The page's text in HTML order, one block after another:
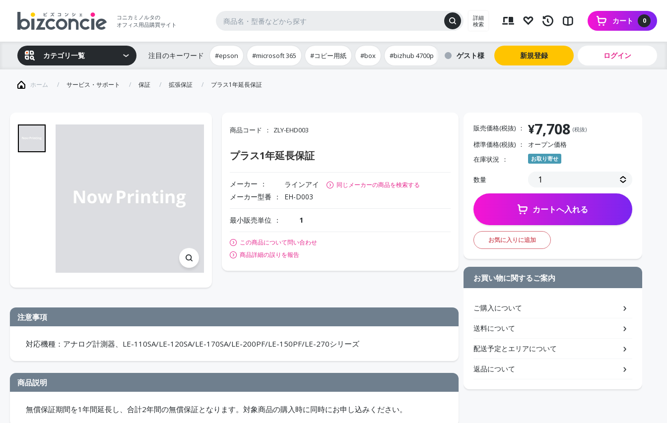
コニカミノルタの
オフィス用品購買サイト
詳細
検索
0
カート
カテゴリ一覧 注目のキーワード #epson #microsoft 365 #コピー用紙 #box #bizhub 4700p ゲスト 新規登録 ログイン
ホーム サービス・サポート 保証 拡張保証 プラス1年延長保証
商品コード ZLY-EHD003
プラス1年延長保証
メーカー ラインアイ 同じメーカーの商品を検索する
メーカー型番 EH-D003
最小販売単位 1
この商品について問い合わせ
商品詳細の誤りを報告
注意事項
対応機種：アナログ計測器、LE-110SA/LE-120SA/LE-170SA/LE-200PF/LE-150PF/LE-270シリーズ
商品説明
無償保証期間を1年間延長し、合計2年間の無償保証となります。対象商品の購入時に同時にお申し込みください。
販売価格(税抜) ¥7,708 (税抜)
標準価格(税抜)
オープン価格
在庫状況
お取り寄せ
数量
カートへ入れる
お気に入りに追加
お買い物に関するご案内
ご購入について
送料について
配送予定とエリアについて
返品について